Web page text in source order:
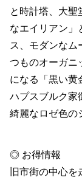
と時計塔、大聖
なエイリアン」
ス、モダンなム
つものオーガニ
になる「黒い黄
ハプスブルク家
綺麗なロゼ色の
◎ お得情報
旧市街の中心を